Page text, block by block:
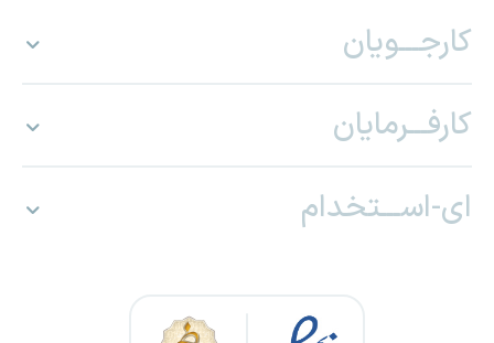
کارجـــویان
کارفـــرمایان
ای-اســـتخدام